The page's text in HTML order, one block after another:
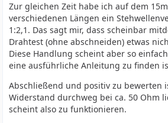
Zur gleichen Zeit habe ich auf dem
verschiedenen Längen ein
1:2,1. Das sagt mir, dass scheinbar
Drahtest (ohne abschneiden) etwas
Diese Handlung scheint aber so
eine ausführliche Anleitung zu finden
Abschließend und positiv zu bewerten
Widerstand durchweg bei ca. 50 Ohm
scheint also zu funktionieren.